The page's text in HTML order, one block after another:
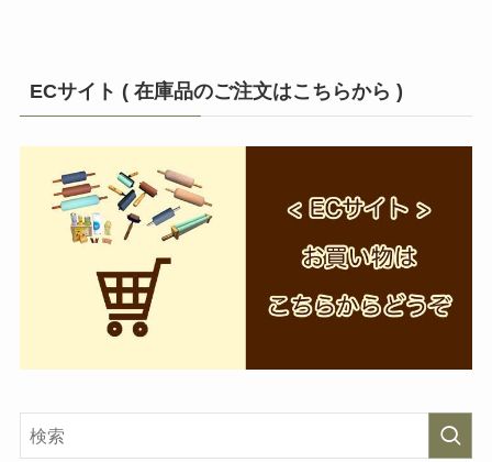
ECサイト ( 在庫品のご注文はこちらから )